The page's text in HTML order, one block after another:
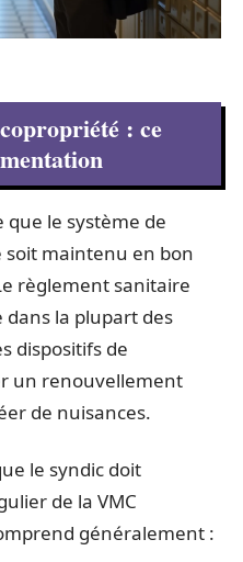
: ce
le système de
soit maintenu en bon
règlement sanitaire
la plupart des
dispositifs de
un renouvellement
de nuisances.
le syndic doit
de la VMC
généralement :